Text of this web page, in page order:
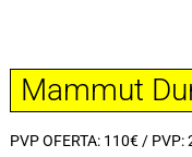
Mammut
PVP OFERTA: 110€ /